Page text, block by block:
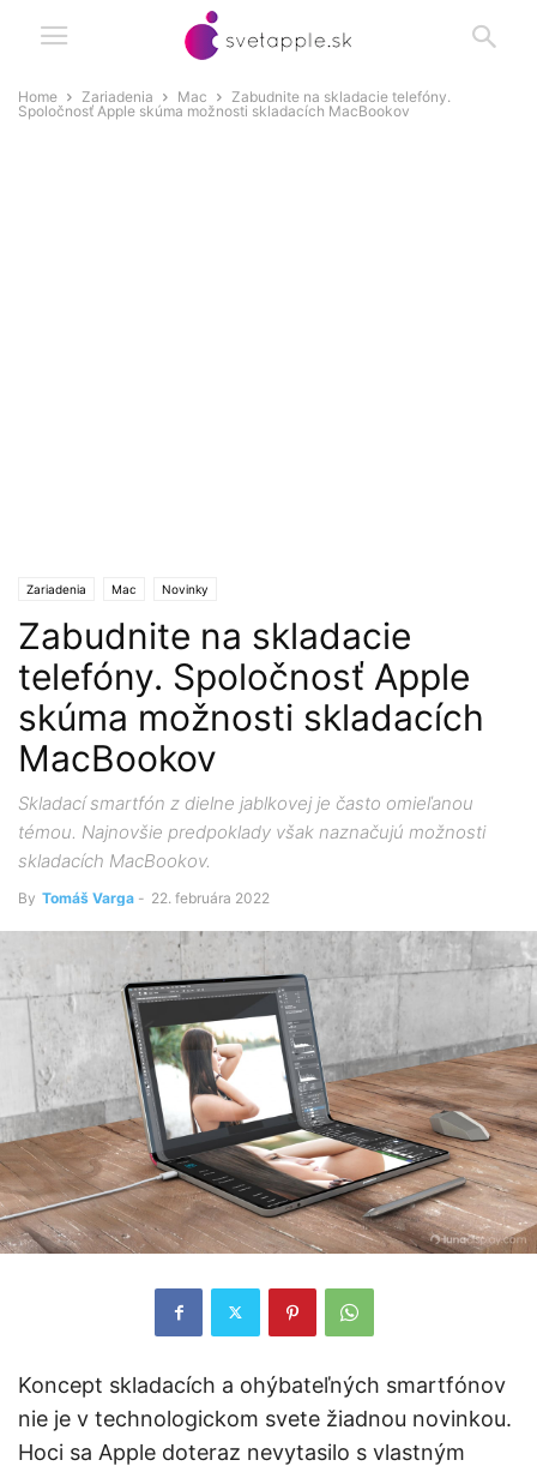
Home Zariadenia Mac
Zabudnite na skladacie telefóny.
Spoločnosť Apple skúma možnosti skladacích MacBookov
Zariadenia Mac Novinky
Zabudnite na skladacie
telefóny. Spoločnosť Apple
skúma možnosti skladacích
MacBookov
Skladací smartfón z dielne jablkovej je často omieľanou
témou. Najnovšie predpoklady však naznačujú možnosti
skladacích MacBookov.
By Tomáš Varga - 22. februára 2022
Koncept skladacích a ohýbateľných smartfónov
nie je v technologickom svete žiadnou novinkou.
Hoci sa Apple doteraz nevytasilo s vlastným